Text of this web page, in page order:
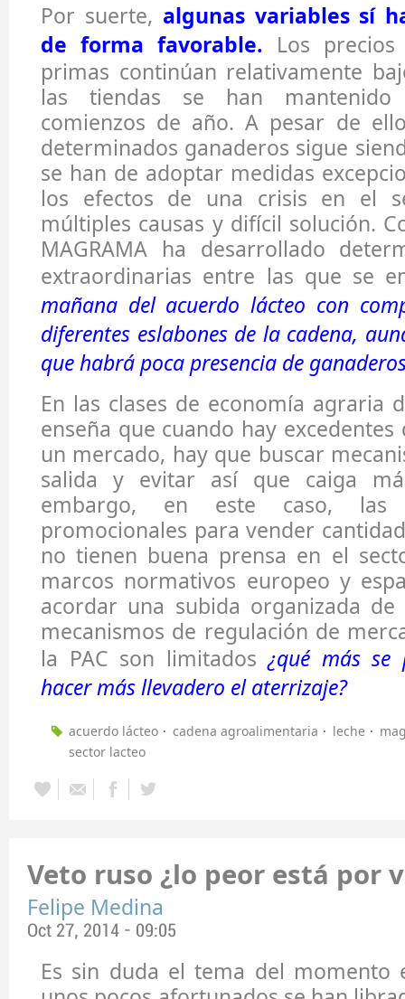
Por suerte, algunas variables sí
de forma favorable. Los
primas continúan relativamente
las tiendas se han mantenido
comienzos de año. A pesar de
determinados ganaderos sigue
se han de adoptar medidas
los efectos de una crisis en el
múltiples causas y difícil solución.
MAGRAMA ha desarrollado
extraordinarias entre las que se
mañana del acuerdo lácteo con
diferentes eslabones de la cadena,
que habrá poca presencia de
En las clases de economía agraria
enseña que cuando hay
un mercado, hay que buscar
salida y evitar así que caiga
embargo, en este caso, las
promocionales para vender
no tienen buena prensa en el
marcos normativos europeo y
acordar una subida organizada
mecanismos de regulación de
la PAC son limitados¿qué más se
hacer más llevadero el aterrizaje?
acuerdo lácteo cadena agroalimentaria leche
sector lacteo
Veto ruso ¿lo peor está por
Felipe Medina
Oct 27, 2014 - 09:05
Es sin duda el tema del momento